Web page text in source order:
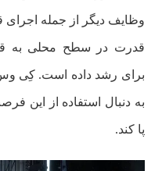
وظایف دیگر از جمله اجرای
قدرت در سطح محلی به
برای رشد داده است. کِی
به دنبال استفاده از این
پا کند.